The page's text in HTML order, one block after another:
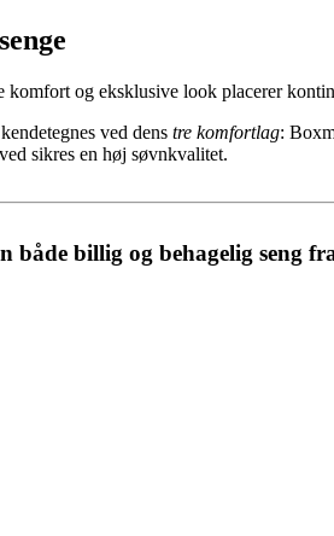
komfort og eksklusive look placerer
kendetegnes ved dens tre komfortlag:
sikres en høj søvnkvalitet.
både billig og behagelig seng